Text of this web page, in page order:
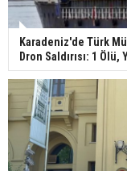
Karadeniz'de Türk
Dron Saldırısı: 1 Ölü,